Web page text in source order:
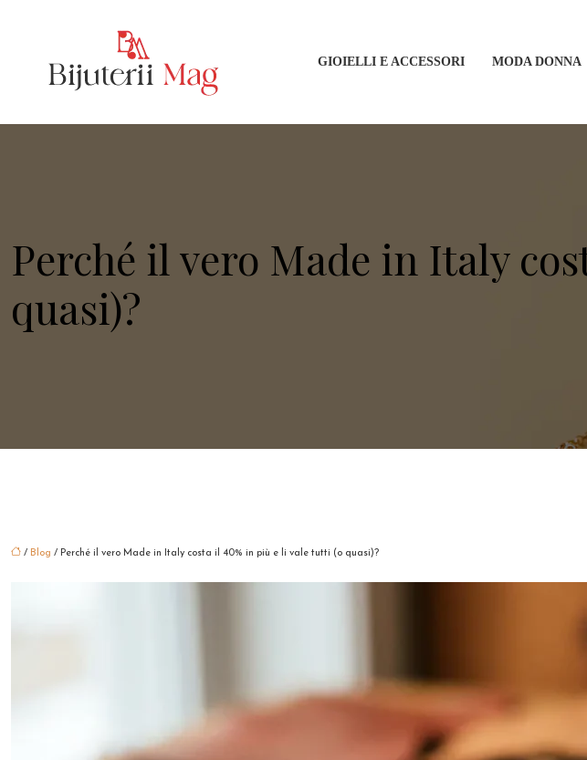
GIOIELLI E ACCESSORI MODA DONNA
Perché il vero Made in Italy
quasi)?
/ Blog / Perché il vero Made in Italy costa il 40% in più e li vale tutti (o quasi)?